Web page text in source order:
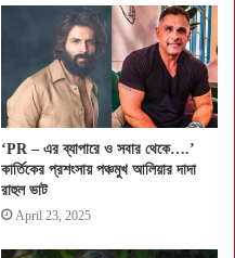
‘PR – এর ব্যাপারে ও সবার থেকে….’
কার্তিকের প্রশংসায় পঞ্চমুখ আলিয়ার দাদা
রাহুল ভাট
April 23, 2025